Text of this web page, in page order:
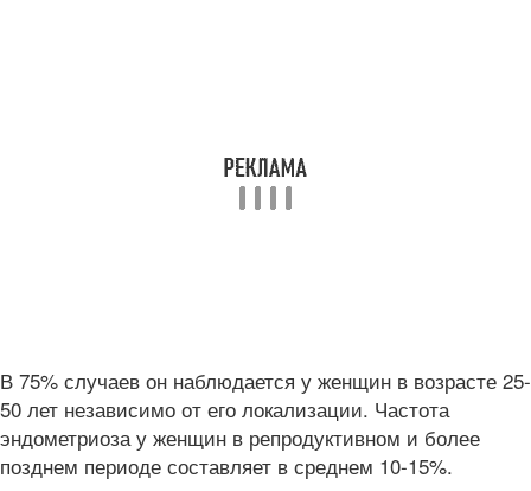
В 75% случаев он наблюдается у женщин в возрасте 25-
50 лет независимо от его локализации. Частота
эндометриоза у женщин в репродуктивном и более
позднем периоде составляет в среднем 10-15%.